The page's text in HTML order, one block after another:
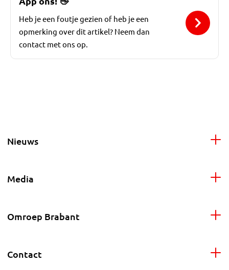
Heb je een foutje gezien of heb je een
opmerking over dit artikel? Neem dan
contact met ons op.
Nieuws
Media
Omroep Brabant
Contact